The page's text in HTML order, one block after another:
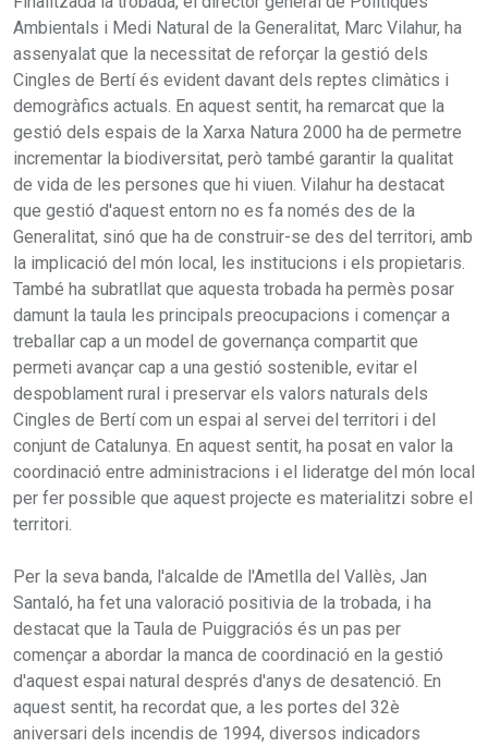
Ambientals i Medi Natural de la Generalitat, Marc Vilahur, ha
assenyalat que la necessitat de reforçar la gestió dels
Cingles de Bertí és evident davant dels reptes climàtics i
demogràfics actuals. En aquest sentit, ha remarcat que la
gestió dels espais de la Xarxa Natura 2000 ha de permetre
incrementar la biodiversitat, però també garantir la qualitat
de vida de les persones que hi viuen. Vilahur ha destacat
que gestió d'aquest entorn no es fa només des de la
Generalitat, sinó que ha de construir-se des del territori, amb
la implicació del món local, les institucions i els propietaris.
També ha subratllat que aquesta trobada ha permès posar
damunt la taula les principals preocupacions i començar a
treballar cap a un model de governança compartit que
permeti avançar cap a una gestió sostenible, evitar el
despoblament rural i preservar els valors naturals dels
Cingles de Bertí com un espai al servei del territori i del
conjunt de Catalunya. En aquest sentit, ha posat en valor la
coordinació entre administracions i el lideratge del món local
per fer possible que aquest projecte es materialitzi sobre el
territori.
Per la seva banda, l'alcalde de l'Ametlla del Vallès, Jan
Santaló, ha fet una valoració positivia de la trobada, i ha
destacat que la Taula de Puiggraciós és un pas per
començar a abordar la manca de coordinació en la gestió
d'aquest espai natural després d'anys de desatenció. En
aquest sentit, ha recordat que, a les portes del 32è
aniversari dels incendis de 1994, diversos indicadors